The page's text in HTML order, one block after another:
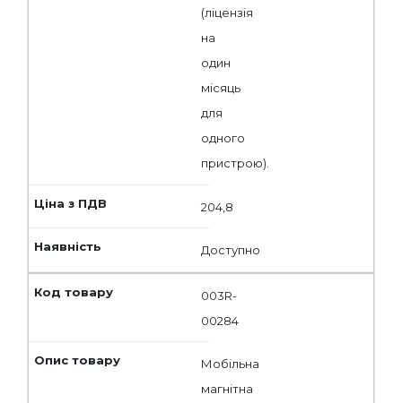
(ліцензія
на
один
місяць
для
одного
пристрою).
204,8
Доступно
003R-
00284
Мобільна
магнітна